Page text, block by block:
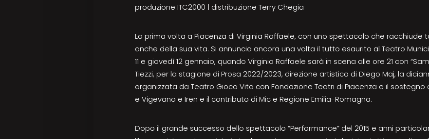
produzione ITC2000 | distribuzione Terry Chegia
La prima volta a Piacenza di Virginia Raffaele, con uno spettacolo che racchiude
anche della sua vita. Si annuncia ancora una volta il tutto esaurito al Teatro
11 e giovedì 12 gennaio, quando Virginia Raffaele sarà in scena alle ore 21 con
Tiezzi, per la stagione di Prosa 2022/2023, direzione artistica di Diego Maj, la
organizzata da Teatro Gioco Vita con Fondazione Teatri di Piacenza e il sostegno
e Vigevano e Iren e il contributo di Mic e Regione Emilia-Romagna.
Dopo il grande successo dello spettacolo “Performance” del 2015 e anni